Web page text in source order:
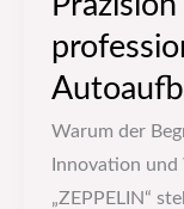
Warum der
Innovation
„ZEPPELIN“